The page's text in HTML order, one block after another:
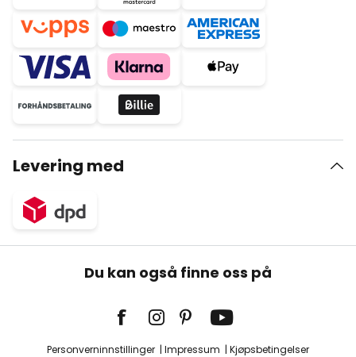
Levering med
Du kan også finne oss på
Personverninnstillinger Impressum Kjøpsbetingelser